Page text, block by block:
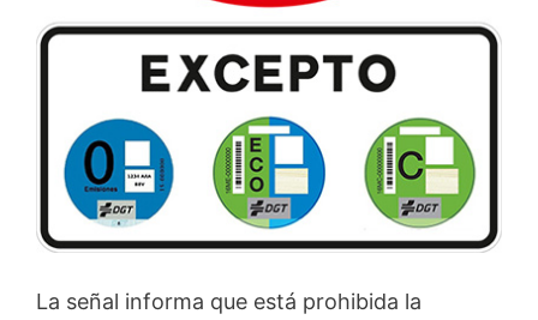
La señal informa que está prohibida la